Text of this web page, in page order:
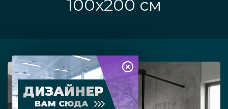
100х200 см
ДИЗАЙНЕР
ВАМ СЮДА